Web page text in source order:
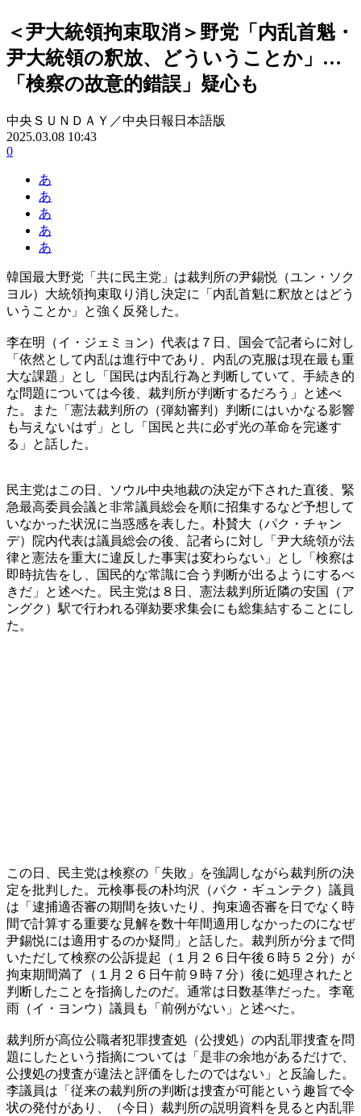
＜尹大統領拘束取消＞野党「内乱首魁・
尹大統領の釈放、どういうことか」…
「検察の故意的錯誤」疑心も
中央ＳＵＮＤＡＹ／中央日報日本語版
2025.03.08 10:43
0
あ
あ
あ
あ
あ
韓国最大野党「共に民主党」は裁判所の尹錫悦（ユン・ソク
ヨル）大統領拘束取り消し決定に「内乱首魁に釈放とはどう
いうことか」と強く反発した。
李在明（イ・ジェミョン）代表は７日、国会で記者らに対し
「依然として内乱は進行中であり、内乱の克服は現在最も重
大な課題」とし「国民は内乱行為と判断していて、手続き的
な問題については今後、裁判所が判断するだろう」と述べ
た。また「憲法裁判所の（弾劾審判）判断にはいかなる影響
も与えないはず」とし「国民と共に必ず光の革命を完遂す
る」と話した。
民主党はこの日、ソウル中央地裁の決定が下された直後、緊
急最高委員会議と非常議員総会を順に招集するなど予想して
いなかった状況に当惑感を表した。朴賛大（パク・チャン
デ）院内代表は議員総会の後、記者らに対し「尹大統領が法
律と憲法を重大に違反した事実は変わらない」とし「検察は
即時抗告をし、国民的な常識に合う判断が出るようにするべ
きだ」と述べた。民主党は８日、憲法裁判所近隣の安国（ア
ングク）駅で行われる弾劾要求集会にも総集結することにし
た。
この日、民主党は検察の「失敗」を強調しながら裁判所の決
定を批判した。元検事長の朴均沢（パク・ギュンテク）議員
は「逮捕適否審の期間を抜いたり、拘束適否審を日でなく時
間で計算する重要な見解を数十年間適用しなかったのになぜ
尹錫悦には適用するのか疑問」と話した。裁判所が分まで問
いただして検察の公訴提起（１月２６日午後６時５２分）が
拘束期間満了（１月２６日午前９時７分）後に処理されたと
判断したことを指摘したのだ。通常は日数基準だった。李竜
雨（イ・ヨンウ）議員も「前例がない」と述べた。
裁判所が高位公職者犯罪捜査処（公捜処）の内乱罪捜査を問
題にしたという指摘については「是非の余地があるだけで、
公捜処の捜査が違法と評価をしたのではない」と反論した。
李議員は「従来の裁判所の判断は捜査が可能という趣旨で令
状の発付があり、（今日）裁判所の説明資料を見ると内乱罪